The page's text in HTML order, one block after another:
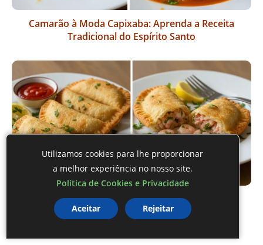
Camarão à Moda Capixaba: Aprenda a Receita
Tradicional do Espírito Santo
Pastel de Camarão: uma receita irresistível para
suas festas
Utilizamos cookies para lhe proporcionar
a melhor experiência no nosso site.
Política de Cookies e Privacidade
Aceitar Rejeitar